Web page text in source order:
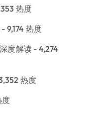
热度
- 9,174 热度
度解读- 4,274
热度
度